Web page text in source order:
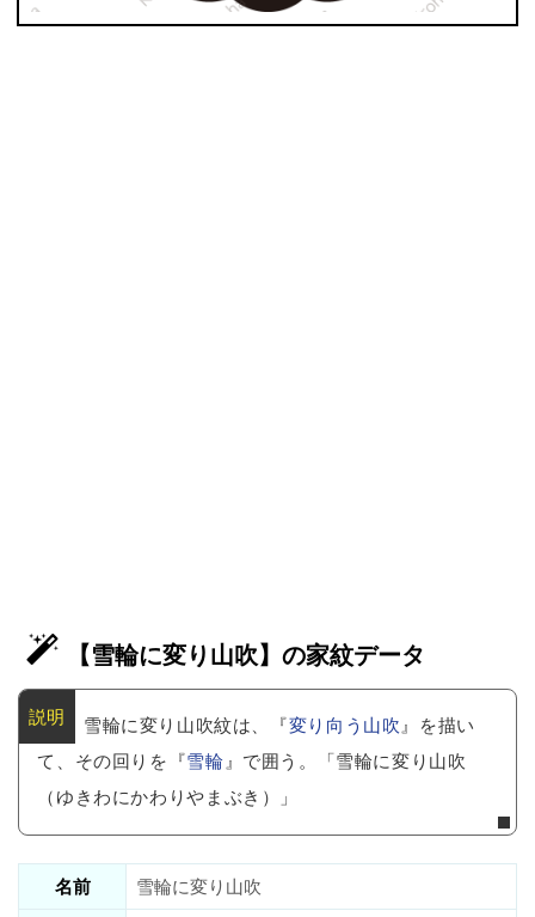
【雪輪に変り山吹】の家紋データ
雪輪に変り山吹紋は、『変り向う山吹』を描い
て、その回りを『雪輪』で囲う。「雪輪に変り山吹
（ゆきわにかわりやまぶき）」
名前
雪輪に変り山吹